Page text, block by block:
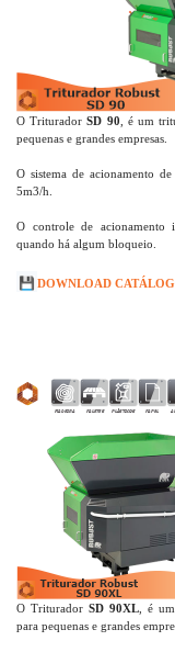
O TrituradorSD 90 , é um
pequenas e grandes empresas.
O sistema de acionamento
5m3/h.
O controle de acionamento
quando há algum bloqueio.
💾 DOWNLOAD
O Triturador SD 90XL , é
para pequenas e grandes